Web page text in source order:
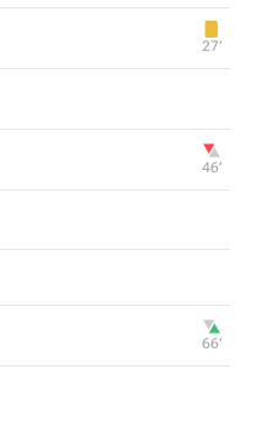
27‎’‎
46‎’‎
66‎’‎